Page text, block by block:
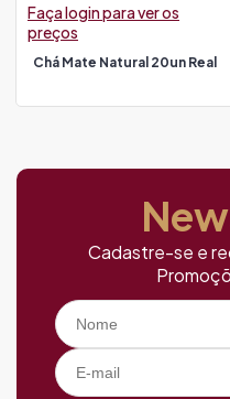
Chá Mate Natural 20un Real
Faça login para ver os
preços
Cadastre-se e